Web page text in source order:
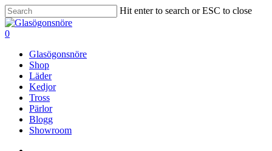
Skip
to
main
Hit enter to search or ESC to close
Close
Search
search
0
Glasögonsnöre
Shop
Läder
Kedjor
Tross
Pärlor
Blogg
Showroom